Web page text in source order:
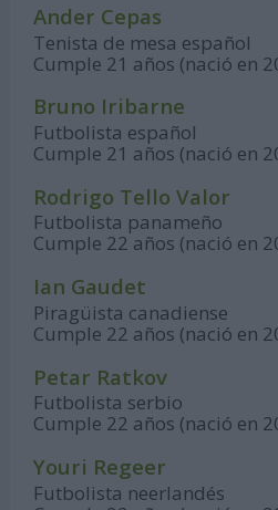
Ander Cepas
Tenista de mesa español
Cumple 21 años (nació en
Bruno Iribarne
Futbolista español
Cumple 21 años (nació en
Rodrigo Tello Valor
Futbolista panameño
Cumple 22 años (nació en
Ian Gaudet
Piragüista canadiense
Cumple 22 años (nació en
Petar Ratkov
Futbolista serbio
Cumple 22 años (nació en
Youri Regeer
Futbolista neerlandés